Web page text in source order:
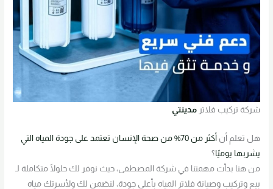
شركة تركيب فلاترمدينتي
هل تعلم أن
أكثر من 70% من صحة الإنسان تعتمد على جودة المياه التي
يشربها يوميًا ؟
من هنا بدأت مهمتنا في شركة المصطفى، حيث نوفر لك حلولًا متكاملة لـ
بيع وتركيب وصيانة فلاتر المياه بأعلى جودة، لنضمن لك ولأسرتك مياه